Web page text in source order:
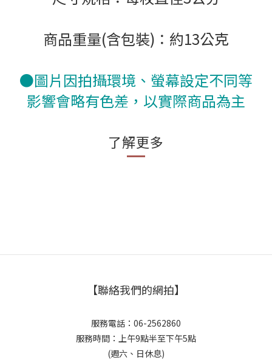
商品重量(含包裝)：約13公克
●圖片因拍攝環境、螢幕設定不同等
影響會略有色差，以實際商品為主
了解更多
【聯絡我們的網拍】
服務電話：06-2562860
服務時間：上午9點半至下午5點
(週六、日休息)